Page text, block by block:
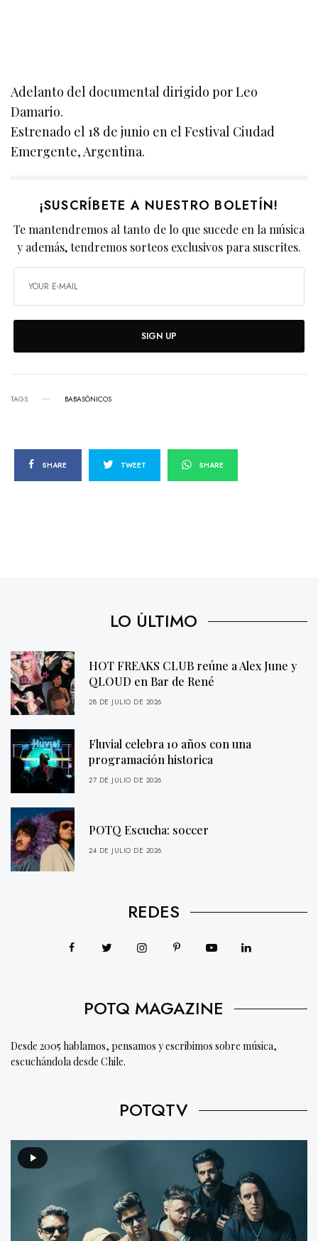
Adelanto del documental dirigido por Leo
Damario.
Estrenado el 18 de junio en el Festival Ciudad
Emergente, Argentina.
¡SUSCRÍBETE A NUESTRO BOLETÍN!
Te mantendremos al tanto de lo que sucede en la música
y además, tendremos sorteos exclusivos para suscrites.
SIGN UP
TAGS BABASÓNICOS
SHARE TWEET SHARE
LO ÚLTIMO
HOT FREAKS CLUB reúne a Alex June y
QLOUD en Bar de René
28 DE JULIO DE 2026
Fluvial celebra 10 años con una
programación historica
27 DE JULIO DE 2026
POTQ Escucha: soccer
24 DE JULIO DE 2026
REDES
POTQ MAGAZINE
Desde 2005 hablamos, pensamos y escribimos sobre música,
escuchándola desde Chile.
POTQTV